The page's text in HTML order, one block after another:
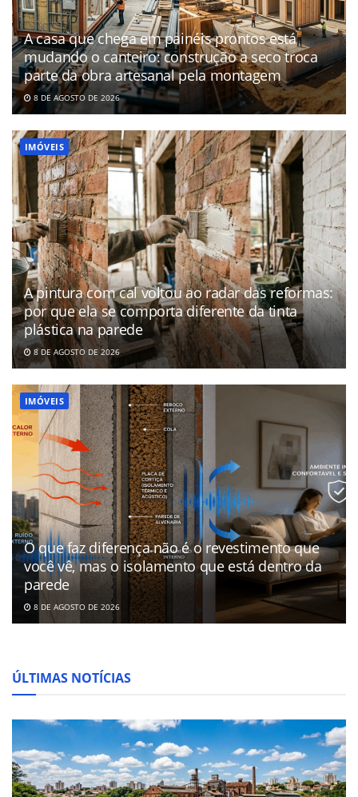
A casa que chega em painéis prontos está
mudando o canteiro: construção a seco troca
parte da obra artesanal pela montagem
8 DE AGOSTO DE 2026
IMÓVEIS
A pintura com cal voltou ao radar das reformas:
por que ela se comporta diferente da tinta
plástica na parede
8 DE AGOSTO DE 2026
IMÓVEIS
O que faz diferença não é o revestimento que
você vê, mas o isolamento que está dentro da
parede
8 DE AGOSTO DE 2026
ÚLTIMAS NOTÍCIAS